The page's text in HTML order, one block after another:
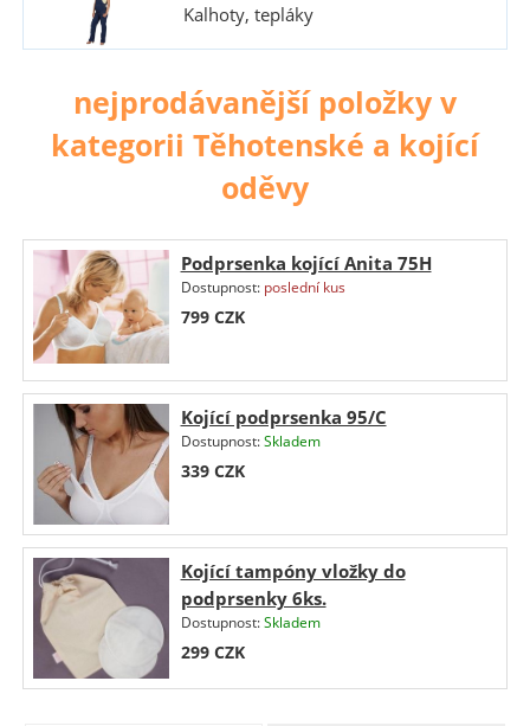
Kalhoty, tepláky
nejprodávanější položky v
kategorii Těhotenské a kojící
oděvy
Podprsenka kojící Anita 75H
Dostupnost: poslední kus
799 CZK
Kojící podprsenka 95/C
Dostupnost:Skladem
339 CZK
Kojící tampóny vložky do
podprsenky 6ks.
Dostupnost:Skladem
299 CZK